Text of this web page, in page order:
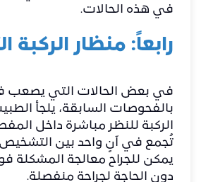
في هذه الحالات.
رابعاً: منظار
في بعض الحالات التي يصعب
بالفحوصات السابقة، يلجأ
الركبة للنظر مباشرة داخل
تُجمع في آنٍ واحد بين التشخيص
يمكن للجراح معالجة المشكلة
دون الحاجة لجراحة منفصلة.